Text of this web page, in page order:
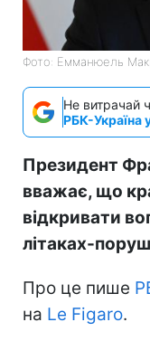
Фото: Емманюель
Не витрачай
РБК-Україна
Президент
вважає, що
відкривати
літаках-
Про це пише
на Le Figaro.